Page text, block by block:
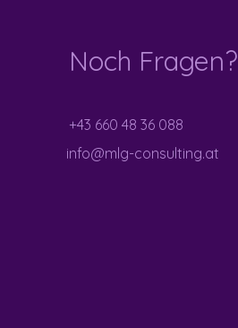
Noch Fragen?
+43 660 48 36 088
info@mlg-consulting.at